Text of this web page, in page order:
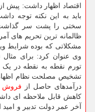
اقتصاد اظهار داشت: پیش
باید به این نکته توجه
سختی را پشت سر
ظالمانه ترین تحریم های
مشکلاتی که بوده شرایط
تشخیص مصلحت نظام
درآمدهای حاصل از فروش
کاهش قابل ملاحظه ای
آخر عمر دولت تدبیر و